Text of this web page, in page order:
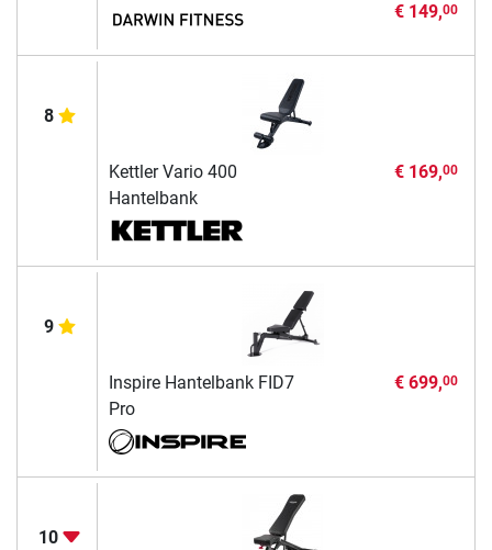
€ 149,00
8
Kettler Vario 400
Hantelbank
€ 169,00
9
Inspire Hantelbank FID7
Pro
€ 699,00
10